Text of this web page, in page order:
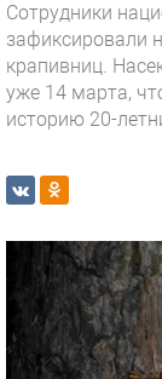
Сотрудники
зафиксировали
крапивниц.
уже 14 марта,
историю 20-